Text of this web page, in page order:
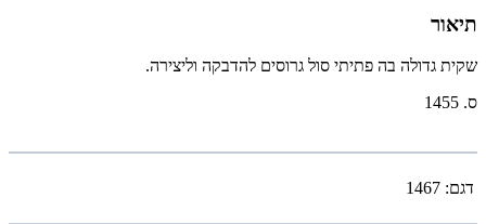
תיאור
שקית גדולה בה פתיתי סול גרוסים להדבקה וליצירה.
ס. 1455
דגם: 1467